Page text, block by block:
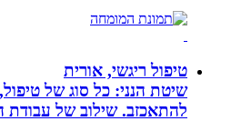
טיפול ריגשי, אורית
שיטת הנני: כל סוג של
להתאכזב. שילוב של עבודת